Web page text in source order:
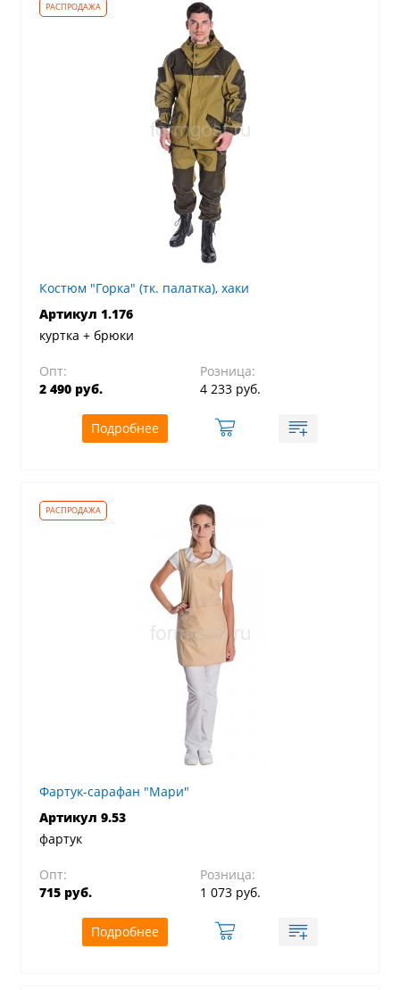
Костюм "Горка" (тк. палатка), хаки
Артикул 1.176
куртка + брюки
Опт:
2 490 руб.
Розница:
4 233 руб.
Подробнее
Фартук-сарафан "Мари"
Артикул 9.53
фартук
Опт:
715 руб.
Розница:
1 073 руб.
Подробнее